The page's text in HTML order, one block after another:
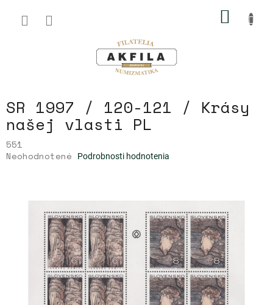
obsah
SR 1997 / 120-121 / Krásy
našej vlasti PL
551
Priemerné
hviezdičiek.
Neohodnotené Podrobnosti hodnotenia